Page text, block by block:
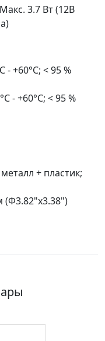
3.7 Вт (12В
- +60°C; < 95 %
- +60°C; < 95 %
+ пластик;